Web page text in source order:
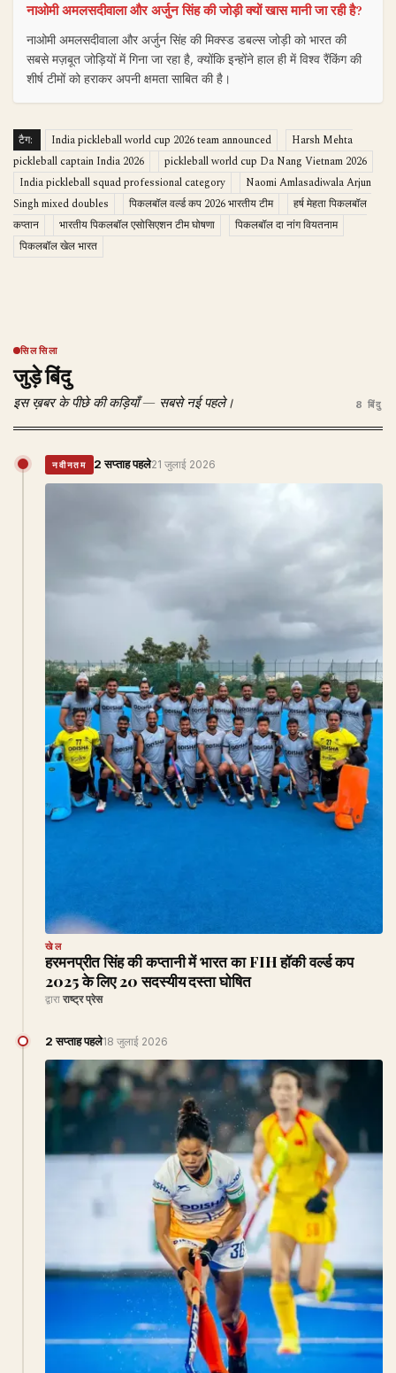
नाओमी अमलसदीवाला और अर्जुन सिंह की जोड़ी क्यों खास मानी जा रही है?
नाओमी अमलसदीवाला और अर्जुन सिंह की मिक्स्ड डबल्स जोड़ी को भारत की
सबसे मज़बूत जोड़ियों में गिना जा रहा है, क्योंकि इन्होंने हाल ही में विश्व रैंकिंग की
शीर्ष टीमों को हराकर अपनी क्षमता साबित की है।
टैग: India pickleball world cup 2026 team announced
Harsh Mehta
pickleball captain India 2026
pickleball world cup Da Nang Vietnam 2026
India pickleball squad professional category
Naomi Amlasadiwala Arjun
Singh mixed doubles
पिकलबॉल वर्ल्ड कप 2026 भारतीय टीम
हर्ष मेहता पिकलबॉल
कप्तान
भारतीय पिकलबॉल एसोसिएशन टीम घोषणा
पिकलबॉल दा नांग वियतनाम
पिकलबॉल खेल भारत
सिलसिला
जुड़े बिंदु
इस ख़बर के पीछे की कड़ियाँ — सबसे नई पहले। 8 बिंदु
नवीनतम 2 सप्ताह पहले21 जुलाई 2026
खेल
हरमनप्रीत सिंह की कप्तानी में भारत का FIH हॉकी वर्ल्ड कप
2025 के लिए 20 सदस्यीय दस्ता घोषित
द्वारा राष्ट्र प्रेस
2 सप्ताह पहले18 जुलाई 2026